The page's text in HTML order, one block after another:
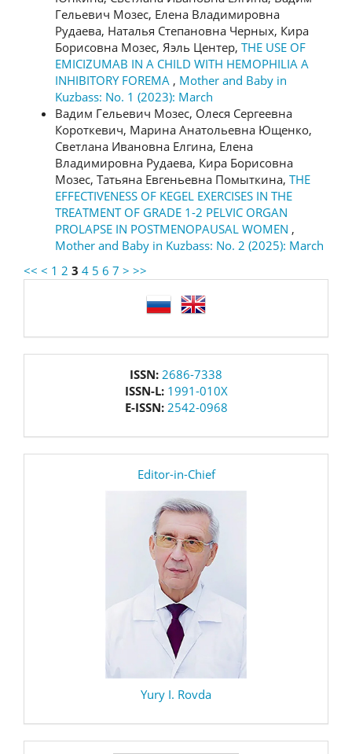
Гельевич Мозес, Елена Владимировна
Рудаева, Наталья Степановна Черных, Кира
Борисовна Мозес, Яэль Центер, THE USE OF
EMICIZUMAB IN A CHILD WITH HEMOPHILIA A
INHIBITORY FOREMA , Mother and Baby in
Kuzbass: No. 1 (2023): March
Вадим Гельевич Мозес, Олеся Сергеевна
Короткевич, Марина Анатольевна Ющенко,
Светлана Ивановна Елгина, Елена
Владимировна Рудаева, Кира Борисовна
Мозес, Татьяна Евгеньевна Помыткина, THE
EFFECTIVENESS OF KEGEL EXERCISES IN THE
TREATMENT OF GRADE 1-2 PELVIC ORGAN
PROLAPSE IN POSTMENOPAUSAL WOMEN ,
Mother and Baby in Kuzbass: No. 2 (2025): March
<< < 1 2 3 4 5 6 7 > >>
ISSN: 2686-7338
ISSN-L: 1991-010X
E-ISSN: 2542-0968
Editor-in-Chief
Yury I. Rovda